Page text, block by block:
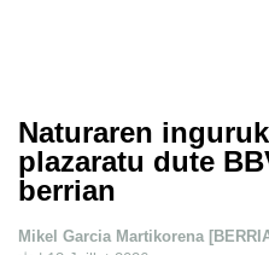
Naturaren
plazaratu dute
berrian
Mikel Garcia Martikorena